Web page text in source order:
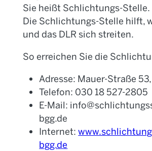
Sie heißt Schlichtungs-Stelle.
Die Schlichtungs-Stelle hilft,
und das DLR sich streiten.
So erreichen Sie die
Adresse: Mauer-Straße
Telefon: 030 18 527-2805
E-Mail:
bgg.de
Internet:
bgg.de